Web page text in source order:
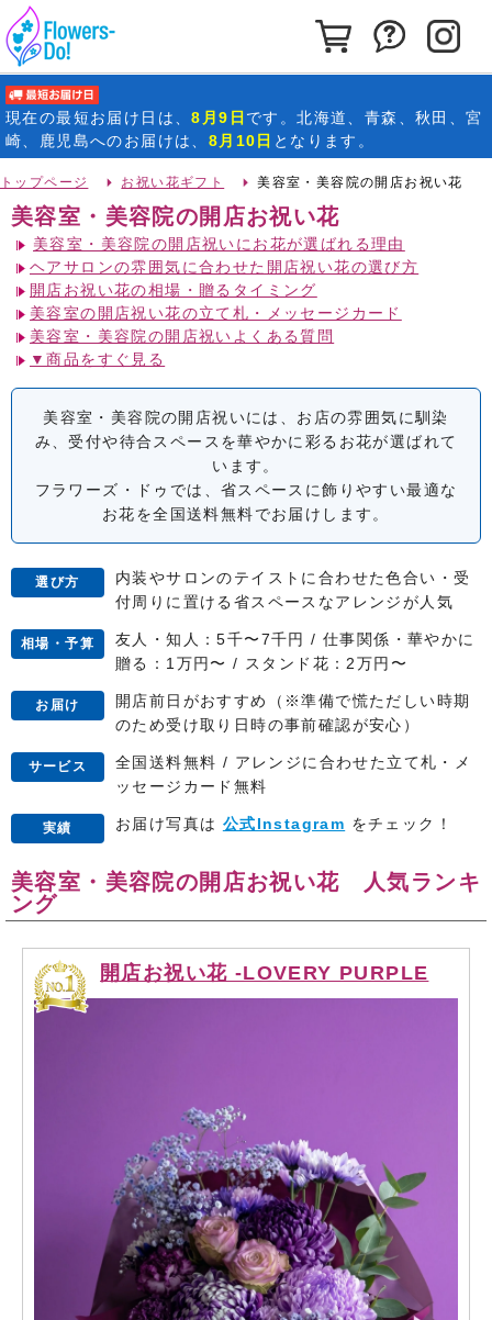
カートを見る
お問い合
現在の最短お届け日 は、8月9日 です。北海道、青森、秋田、宮
崎、鹿児島へのお届けは、 8月10日 となります。
トップページ お祝い花ギフト 美容室・美容院の開店お祝い花
美容室・美容院の開店お祝い花
美容室・美容院の開店祝いにお花が選ばれる理由
ヘアサロンの雰囲気に合わせた開店祝い花の選び方
開店お祝い花の相場・贈るタイミング
美容室の開店祝い花の立て札・メッセージカード
美容室・美容院の開店祝いよくある質問
▼商品をすぐ見る
美容室・美容院の開店祝いには、お店の雰囲気に馴染
み、受付や待合スペースを華やかに彩るお花が選ばれて
います。
フラワーズ・ドゥでは、省スペースに飾りやすい最適な
お花を全国送料無料でお届けします。
選び方
内装やサロンのテイストに合わせた色合い・受
付周りに置ける省スペースなアレンジが人気
相場・予算
友人・知人：5千〜7千円 / 仕事関係・華やかに
贈る：1万円〜 / スタンド花：2万円〜
お届け
開店前日がおすすめ（※準備で慌ただしい時期
のため受け取り日時の事前確認が安心）
サービス
全国送料無料 / アレンジに合わせた立て札・メ
ッセージカード無料
実績 お届け写真は 公式Instagram をチェック！
美容室・美容院の開店お祝い花 人気ランキ
ング
開店お祝い花 -LOVERY PURPLE